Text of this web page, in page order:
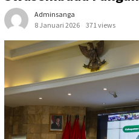
Adminsanga
8 Januari 2026
371 views